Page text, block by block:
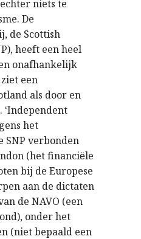
niets te
De
de Scottish
heeft een heel
onafhankelijk
een
als door en
‘Independent
het
SNP verbonden
(het financiële
bij de Europese
aan de dictaten
de NAVO (een
onder het
(niet bepaald een